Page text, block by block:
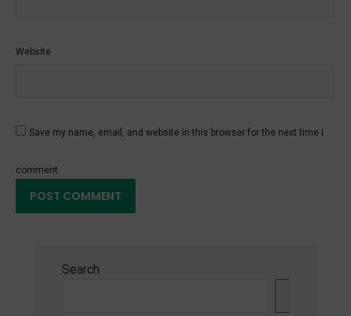
Website
Save my name, email, and website in this browser for the next time I
comment.
Search